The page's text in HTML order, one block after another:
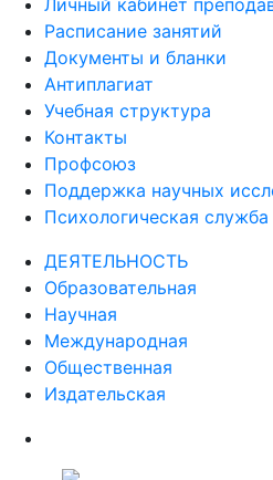
Личный кабинет
Расписание занятий
Документы и бланки
Антиплагиат
Учебная структура
Контакты
Профсоюз
Поддержка научных
Психологическая служба
ДЕЯТЕЛЬНОСТЬ
Образовательная
Научная
Международная
Общественная
Издательская